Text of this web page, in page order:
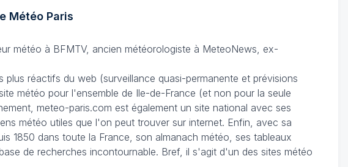
MétéoParis
météo à BFMTV, ancien météorologiste à MeteoNews, ex-
réactifs du web (surveillance quasi-permanente et prévisions
météo pour l'ensemble de Ile-de-France (et non pour la seule
meteo-paris.com est également un site national avec ses
météo utiles que l'on peut trouver sur internet. Enfin, avec sa
1850 dans toute la France, son almanach météo, ses tableaux
de recherches incontournable. Bref, il s'agit d'un des sites météo